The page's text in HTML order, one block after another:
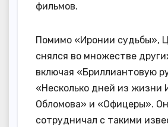
фильмов.
Помимо «Иронии судьбы»,
снялся во множестве
включая «Бриллиантовую
«Несколько дней из жизни
Обломова» и «Офицеры».
сотрудничал с такими